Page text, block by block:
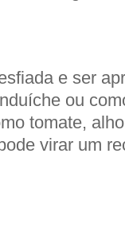
e ser
ou
tomate,
virar um